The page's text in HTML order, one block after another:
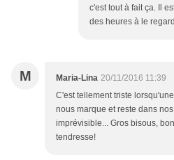
c'est tout à fait ça. Il
des heures à le
M Maria-Lina 20/11/2016 11:39
C'est tellement triste
nous marque et reste dans
imprévisible... Gros bisous,
tendresse!